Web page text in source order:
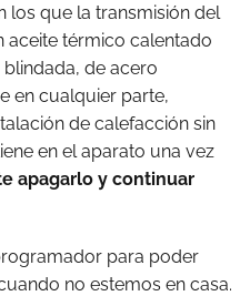
los que la transmisión del
aceite térmico calentado
de acero
en cualquier parte,
de calefacción sin
en el aparato una vez
apagarlo y continuar
para poder
no estemos en casa.